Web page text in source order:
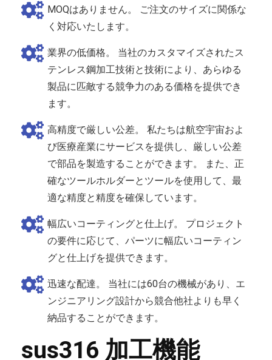
MOQはありません。 ご注文のサイズに関係な
く対応いたします。
業界の低価格。 当社のカスタマイズされたス
テンレス鋼加工技術と技術により、あらゆる
製品に匹敵する競争力のある価格を提供でき
ます。
高精度で厳しい公差。 私たちは航空宇宙およ
び医療産業にサービスを提供し、厳しい公差
で部品を製造することができます。 また、正
確なツールホルダーとツールを使用して、最
適な精度と精度を確保しています。
幅広いコーティングと仕上げ。 プロジェクト
の要件に応じて、パーツに幅広いコーティン
グと仕上げを提供できます。
迅速な配達。 当社には60台の機械があり、エ
ンジニアリング設計から競合他社よりも早く
納品することができます。
sus316 加工機能